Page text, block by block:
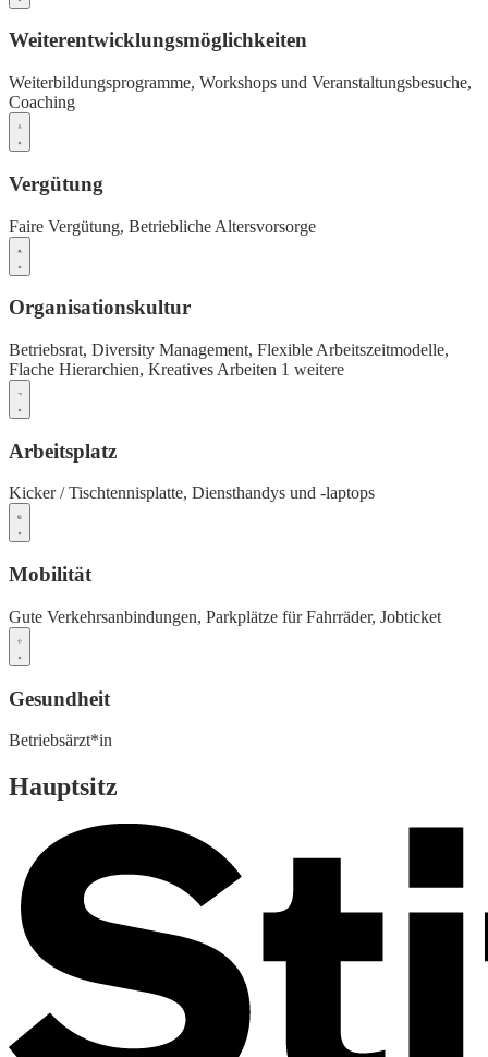
Weiterentwicklungsmöglichkeiten
Weiterbildungsprogramme, Workshops und Veranstaltungsbesuche,
Coaching
Vergütung
Faire Vergütung, Betriebliche Altersvorsorge
Organisationskultur
Betriebsrat, Diversity Management, Flexible Arbeitszeitmodelle,
Flache Hierarchien, Kreatives Arbeiten 1 weitere
Arbeitsplatz
Kicker / Tischtennisplatte, Diensthandys und -laptops
Mobilität
Gute Verkehrsanbindungen, Parkplätze für Fahrräder, Jobticket
Gesundheit
Betriebsärzt*in
Hauptsitz